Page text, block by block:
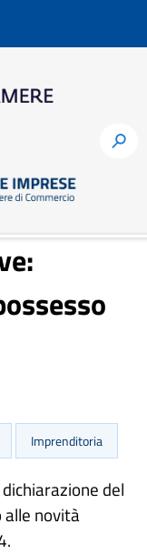
h
dei requisiti
Imprenditoria
del
alle novità